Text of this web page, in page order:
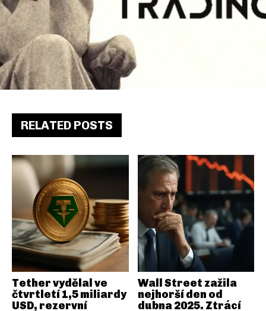
RELATED POSTS
Tether vydělal ve
čtvrtletí 1,5 miliardy
USD, rezervní
Wall Street zažila
nejhorší den od
dubna 2025. Ztrácí